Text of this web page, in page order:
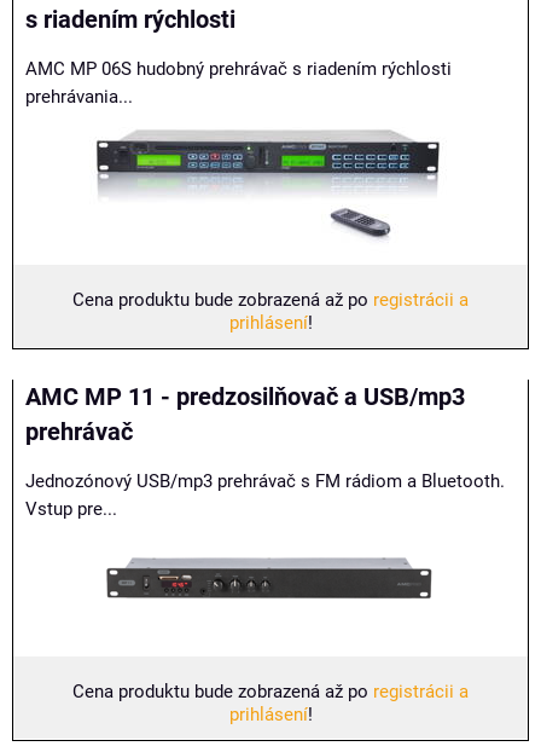
s riadením rýchlosti
AMC MP 06S hudobný prehrávač s riadením rýchlosti
prehrávania...
Cena produktu bude zobrazená až po registrácii a
prihlásení!
AMC MP 11 - predzosilňovač a USB/mp3
prehrávač
Jednozónový USB/mp3 prehrávač s FM rádiom a Bluetooth.
Vstup pre...
Cena produktu bude zobrazená až po registrácii a
prihlásení!